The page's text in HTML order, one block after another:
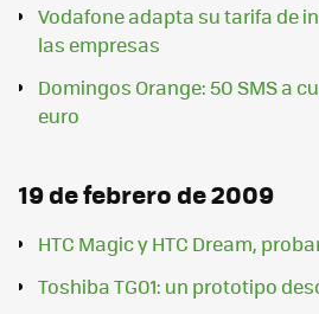
Vodafone adapta su tarifa de
las empresas
Domingos Orange: 50 SMS a
euro
19 de febrero de 2009
HTC Magic y HTC Dream,
Toshiba TG01: un prototipo